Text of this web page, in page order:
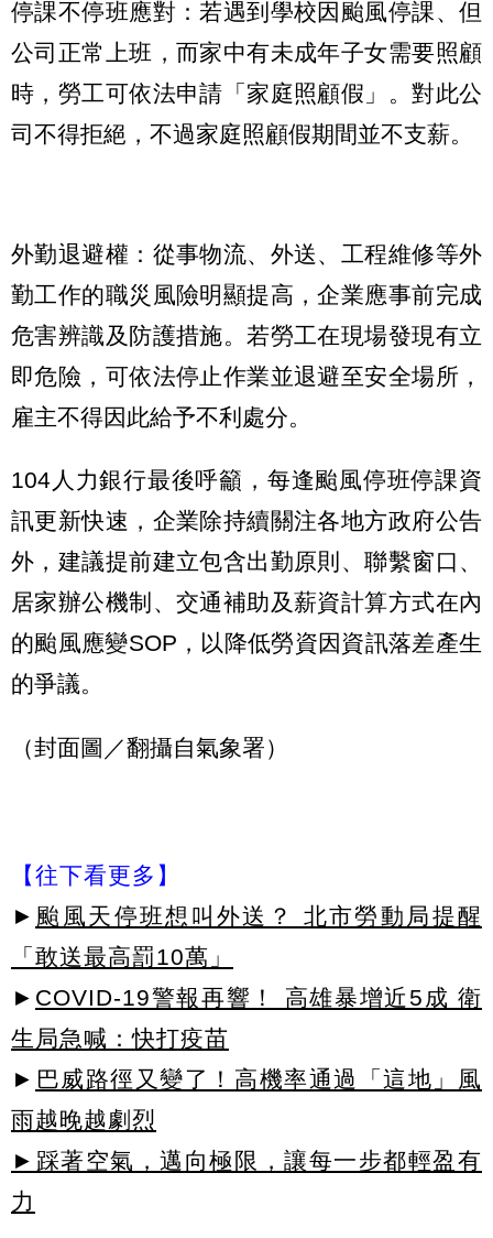
停課不停班應對：若遇到學校因颱風停課、但
公司正常上班，而家中有未成年子女需要照顧
時，勞工可依法申請「家庭照顧假」。對此公
司不得拒絕，不過家庭照顧假期間並不支薪。
外勤退避權：從事物流、外送、工程維修等外
勤工作的職災風險明顯提高，企業應事前完成
危害辨識及防護措施。若勞工在現場發現有立
即危險，可依法停止作業並退避至安全場所，
雇主不得因此給予不利處分。
104人力銀行最後呼籲，每逢颱風停班停課資
訊更新快速，企業除持續關注各地方政府公告
外，建議提前建立包含出勤原則、聯繫窗口、
居家辦公機制、交通補助及薪資計算方式在內
的颱風應變SOP，以降低勞資因資訊落差產生
的爭議。
（封面圖／翻攝自氣象署）
【往下看更多】
► 颱風天停班想叫外送？ 北市勞動局提醒
「敢送最高罰10萬」
► COVID-19警報再響！ 高雄暴增近5成 衛
生局急喊：快打疫苗
► 巴威路徑又變了！高機率通過「這地」風
雨越晚越劇烈
►踩著空氣，邁向極限，讓每一步都輕盈有
力